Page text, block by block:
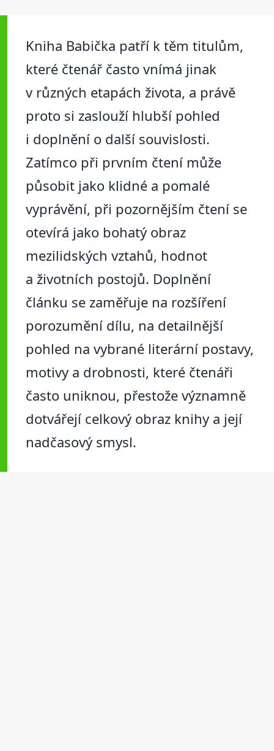
Kniha Babička patří k těm titulům,
které čtenář často vnímá jinak
v různých etapách života, a právě
proto si zaslouží hlubší pohled
i doplnění o další souvislosti.
Zatímco při prvním čtení může
působit jako klidné a pomalé
vyprávění, při pozornějším čtení se
otevírá jako bohatý obraz
mezilidských vztahů, hodnot
a životních postojů. Doplnění
článku se zaměřuje na rozšíření
porozumění dílu, na detailnější
pohled na vybrané literární postavy,
motivy a drobnosti, které čtenáři
často uniknou, přestože významně
dotvářejí celkový obraz knihy a její
nadčasový smysl.